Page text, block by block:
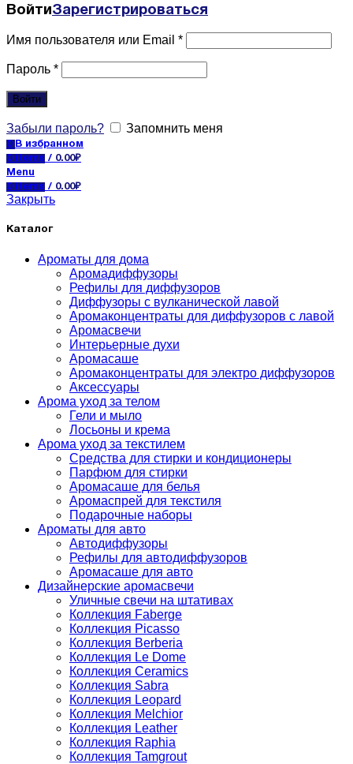
ВойтиЗарегистрироваться
Имя пользователя или Email *
Пароль *
Войти
Забыли пароль? Запомнить меня
0 В избранном
0
items / 0.00₽
Menu
0
items / 0.00₽
Закрыть
Каталог
Ароматы для дома
Аромадиффузоры
Рефилы для диффузоров
Диффузоры с вулканической лавой
Аромаконцентраты для диффузоров с лавой
Аромасвечи
Интерьерные духи
Аромасаше
Аромаконцентраты для электро диффузоров
Аксессуары
Арома уход за телом
Гели и мыло
Лосьоны и крема
Арома уход за текстилем
Средства для стирки и кондиционеры
Парфюм для стирки
Аромасаше для белья
Аромаспрей для текстиля
Подарочные наборы
Ароматы для авто
Автодиффузоры
Рефилы для автодиффузоров
Аромасаше для авто
Дизайнерские аромасвечи
Уличные свечи на штативах
Коллекция Faberge
Коллекция Picasso
Коллекция Berberia
Коллекция Le Dome
Коллекция Ceramics
Коллекция Sabra
Коллекция Leopard
Коллекция Melchior
Коллекция Leather
Коллекция Raphia
Коллекция Tamgrout